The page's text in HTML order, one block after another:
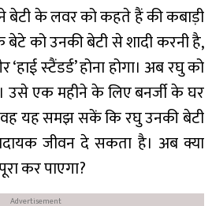
बेटी के लवर को कहते हैं की कबाड़ी
को उनकी बेटी से शादी करनी है,
‘हाई स्‍टैंडर्ड’ होना होगा। अब रघु को
उसे एक महीने के लिए बनर्जी के घर
वह यह समझ सकें कि रघु उनकी बेटी
जीवन दे सकता है। अब क्या
कर पाएगा?